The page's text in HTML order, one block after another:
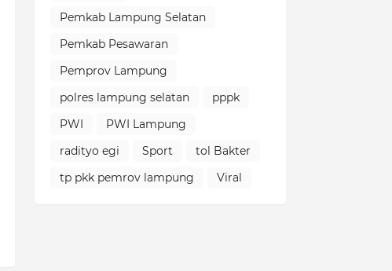
Pemkab Lampung Selatan
Pemkab Pesawaran
Pemprov Lampung
polres lampung selatan
pppk
PWI
PWI Lampung
radityo egi
Sport
tol Bakter
tp pkk pemrov lampung
Viral